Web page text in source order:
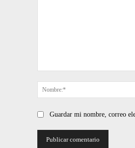
Guardar mi nombre, correo